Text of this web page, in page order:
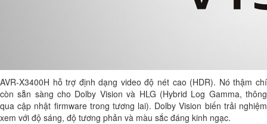
AVR-X3400H hỗ trợ định dạng video độ nét cao (HDR). Nó thậm chí
còn sẵn sàng cho Dolby Vision và HLG (Hybrid Log Gamma, thông
qua cập nhật firmware trong tương lai). Dolby Vision biến trải nghiệm
xem với độ sáng, độ tương phản và màu sắc đáng kinh ngạc.